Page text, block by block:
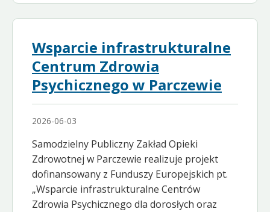
Wsparcie infrastrukturalne
Centrum Zdrowia
Psychicznego w Parczewie
2026-06-03
Samodzielny Publiczny Zakład Opieki
Zdrowotnej w Parczewie realizuje projekt
dofinansowany z Funduszy Europejskich pt.
„Wsparcie infrastrukturalne Centrów
Zdrowia Psychicznego dla dorosłych oraz